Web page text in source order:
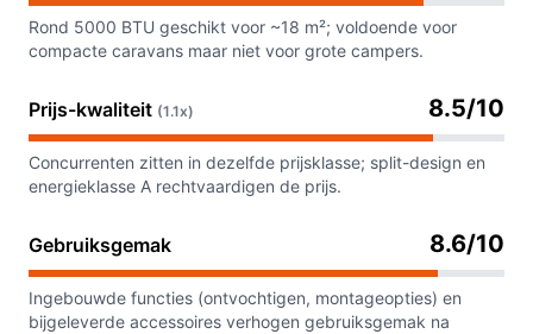
Rond 5000 BTU geschikt voor ~18 m²; voldoende voor
compacte caravans maar niet voor grote campers.
Prijs-kwaliteit (1.1x) 8.5/10
Concurrenten zitten in dezelfde prijsklasse; split-design en
energieklasse A rechtvaardigen de prijs.
Gebruiksgemak 8.6/10
Ingebouwde functies (ontvochtigen, montageopties) en
bijgeleverde accessoires verhogen gebruiksgemak na